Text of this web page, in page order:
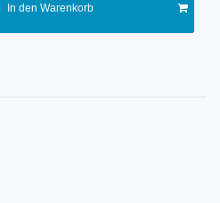
In den Warenkorb